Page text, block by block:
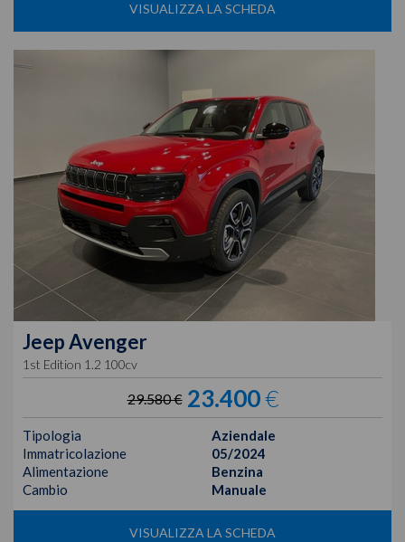
VISUALIZZA LA SCHEDA
JeepAvenger
1st Edition 1.2 100cv
29.580 € 23.400€
Tipologia
Aziendale
Immatricolazione
05/2024
Alimentazione
Benzina
Cambio
Manuale
VISUALIZZA LA SCHEDA